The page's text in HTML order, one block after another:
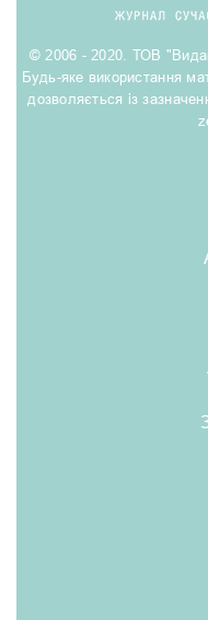
© 2006 - 2020. ТОВ
Будь-яке використання
дозволяється із